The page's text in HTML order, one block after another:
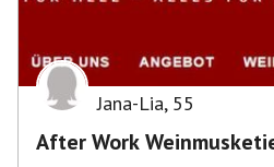
Jana-Lia, 55
After Work